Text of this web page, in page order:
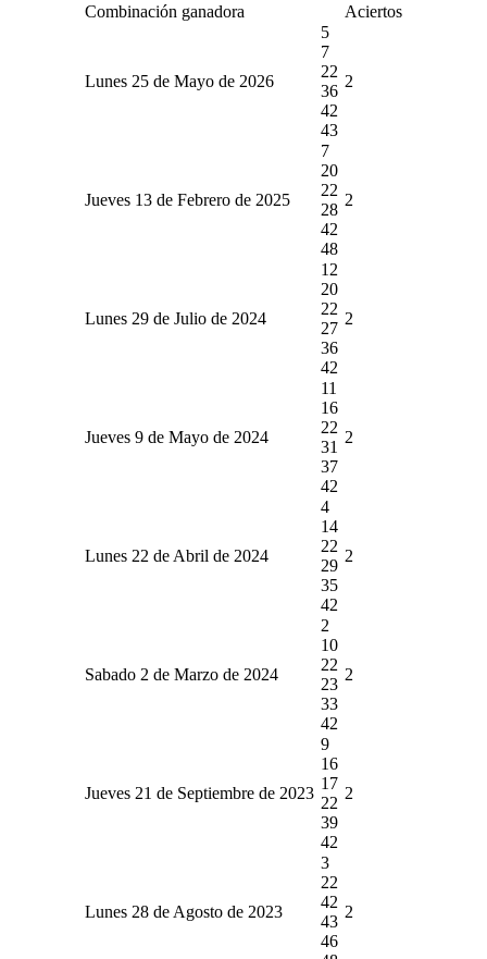
Combinación ganadora Aciertos
Lunes 25 de Mayo de 2026
5
7
22
36
42
43
2
Jueves 13 de Febrero de 2025
7
20
22
28
42
48
2
Lunes 29 de Julio de 2024
12
20
22
27
36
42
2
Jueves 9 de Mayo de 2024
11
16
22
31
37
42
2
Lunes 22 de Abril de 2024
4
14
22
29
35
42
2
Sabado 2 de Marzo de 2024
2
10
22
23
33
42
2
Jueves 21 de Septiembre de 2023
9
16
17
22
39
42
2
Lunes 28 de Agosto de 2023
3
22
42
43
46
2